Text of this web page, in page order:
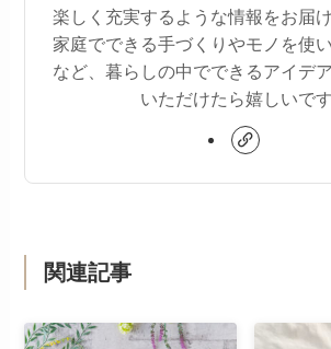
楽しく充実するような情報をお届
家庭でできる手づくりやモノを使
など、暮らしの中でできるアイデ
いただけたら嬉しいです
関連記事